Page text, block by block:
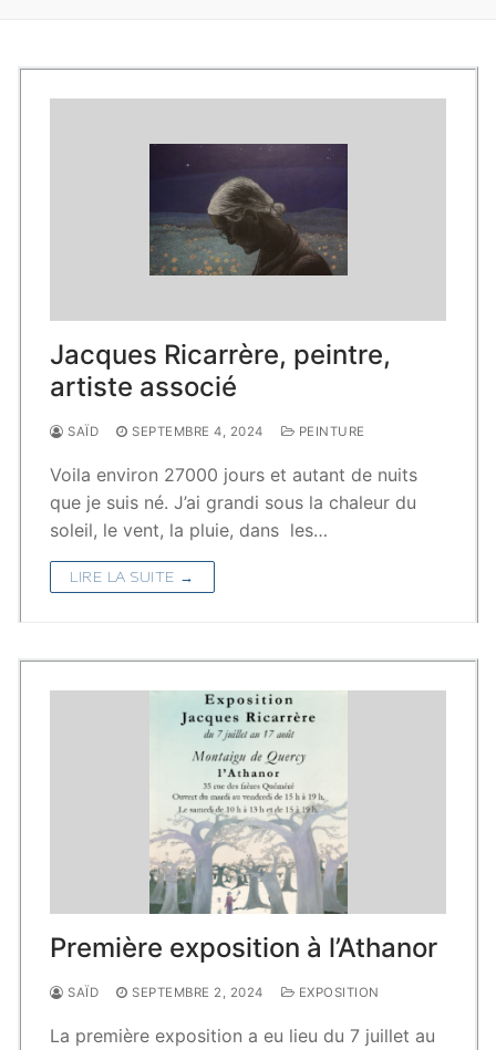
Jacques Ricarrère, peintre,
artiste associé
SAÏD SEPTEMBRE 4, 2024 PEINTURE
Voila environ 27000 jours et autant de nuits
que je suis né. J’ai grandi sous la chaleur du
soleil, le vent, la pluie, dans les…
LIRE LA SUITE →
Première exposition à l’Athanor
SAÏD SEPTEMBRE 2, 2024 EXPOSITION
La première exposition a eu lieu du 7 juillet au